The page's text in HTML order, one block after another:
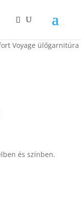
Voyage ülőgarnitúra
és színben.